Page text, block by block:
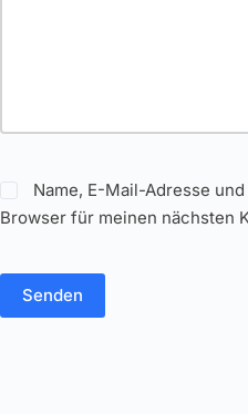
Name, E-Mail-Adresse
Browser für meinen nächsten
Senden